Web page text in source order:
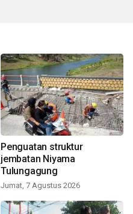
Penguatan struktur
jembatan Niyama
Tulungagung
Jumat, 7 Agustus 2026